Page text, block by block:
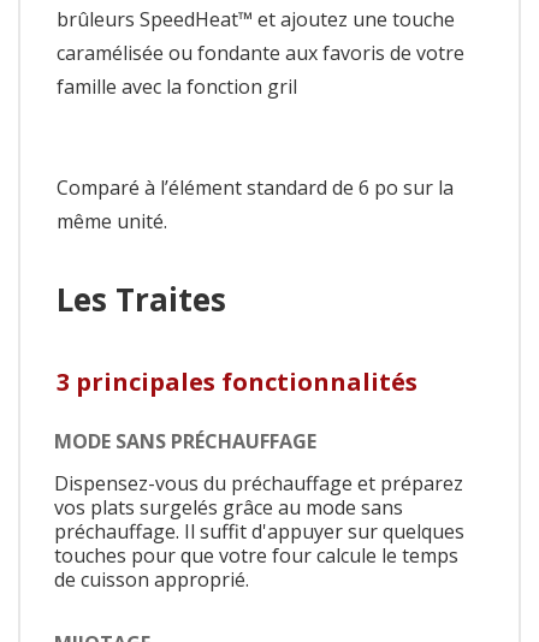
brûleurs SpeedHeat™ et ajoutez une touche
caramélisée ou fondante aux favoris de votre
famille avec la fonction gril
Comparé à l’élément standard de 6 po sur la
même unité.
Les Traites
3 principales fonctionnalités
MODE SANS PRÉCHAUFFAGE
Dispensez-vous du préchauffage et préparez
vos plats surgelés grâce au mode sans
préchauffage. Il suffit d'appuyer sur quelques
touches pour que votre four calcule le temps
de cuisson approprié.